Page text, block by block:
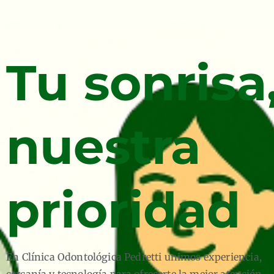
Tu
nuestra
prioridad
En Clínica Odontológica Pedretti unimos experiencia,